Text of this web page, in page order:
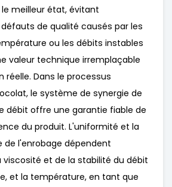
meilleur état, évitant
de qualité causés par les
ou les débits instables
valeur technique irremplaçable
réelle. Dans le processus
le système de synergie de
débit offre une garantie fiable de
du produit. L'uniformité et la
de l'enrobage dépendent
et de la stabilité du débit
et la température, en tant que